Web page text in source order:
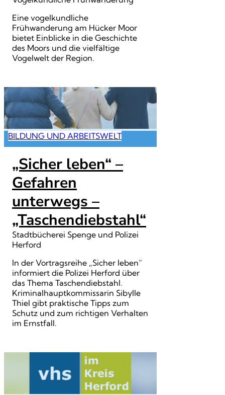
Eine vogelkundliche
Frühwanderung am Hücker Moor
bietet Einblicke in die Geschichte
des Moors und die vielfältige
Vogelwelt der Region.
BILDUNG UND ARBEITSWELT
„Sicher leben“ –
Gefahren
unterwegs –
„Taschendiebstahl“
Stadtbücherei Spenge und Polizei
Herford
In der Vortragsreihe „Sicher leben“
informiert die Polizei Herford über
das Thema Taschendiebstahl.
Kriminalhauptkommissarin Sibylle
Thiel gibt praktische Tipps zum
Schutz und zum richtigen Verhalten
im Ernstfall.